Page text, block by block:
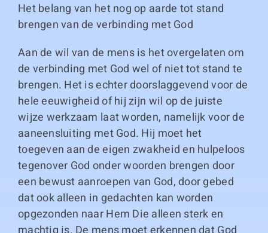
Thema boeken
Duitse boeken
Links
Het belang van het nog op aarde tot stand
brengen van de verbinding met God
Aan de wil van de mens is het overgelaten om
de verbinding met God wel of niet tot stand te
brengen. Het is echter doorslaggevend voor de
hele eeuwigheid of hij zijn wil op de juiste
wijze werkzaam laat worden, namelijk voor de
aaneensluiting met God. Hij moet het
toegeven aan de eigen zwakheid en hulpeloos
tegenover God onder woorden brengen door
een bewust aanroepen van God, door gebed
dat ook alleen in gedachten kan worden
opgezonden naar Hem Die alleen sterk en